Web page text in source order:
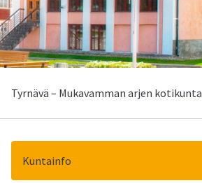
Tyrnävä – Mukavamman arjen kotikunta
Kuntainfo